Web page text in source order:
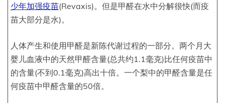
少年加强疫苗(Revaxis)。但是甲醛在水中分解很快(而疫
苗大部分是水)。
人体产生和使用甲醛是新陈代谢过程的一部分。两个月大
婴儿血液中的天然甲醛含量(总共约1.1毫克)比任何疫苗中
的含量(不到0.1毫克)高出十倍。一个梨中的甲醛含量是任
何疫苗中甲醛含量的50倍。